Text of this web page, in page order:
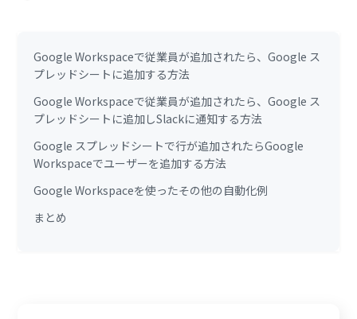
Google Workspaceで従業員が追加されたら、Google ス
プレッドシートに追加する方法
Google Workspaceで従業員が追加されたら、Google ス
プレッドシートに追加しSlackに通知する方法
Google スプレッドシートで行が追加されたらGoogle
Workspaceでユーザーを追加する方法
Google Workspaceを使ったその他の自動化例
まとめ